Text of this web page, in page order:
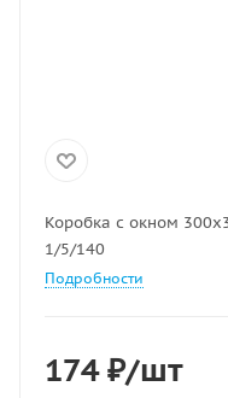
Коробка с окном
1/5/140
Подробности
174₽/шт